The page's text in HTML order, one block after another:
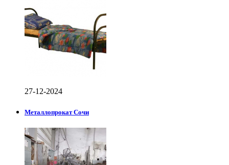
27-12-2024
Металлопрокат Сочи